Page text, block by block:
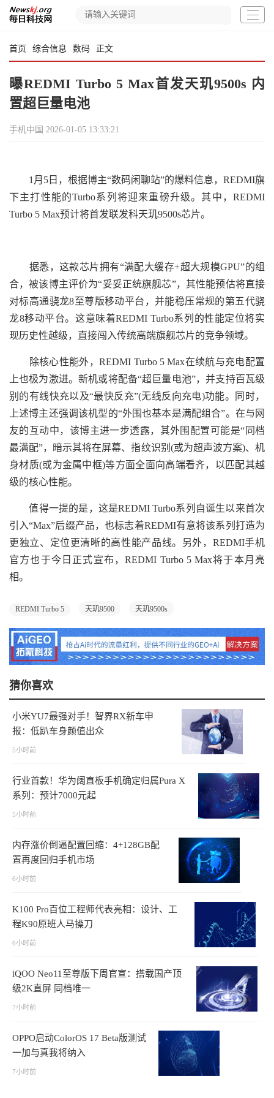
首页 综合信息 数码 正文
曝REDMI Turbo 5 Max首发天玑9500s 内
置超巨量电池
手机中国 2026-01-05 13:33:21
1月5日，根据博主“数码闲聊站”的爆料信息，REDMI旗
下主打性能的Turbo系列将迎来重磅升级。其中，REDMI
Turbo 5 Max预计将首发联发科天玑9500s芯片。
据悉，这款芯片拥有“满配大缓存+超大规模GPU”的组
合，被该博主评价为“妥妥正统旗舰芯”，其性能预估将直接
对标高通骁龙8至尊版移动平台，并能稳压常规的第五代骁
龙8移动平台。这意味着REDMI Turbo系列的性能定位将实
现历史性越级，直接闯入传统高端旗舰芯片的竞争领域。
除核心性能外，REDMI Turbo 5 Max在续航与充电配置
上也极为激进。新机或将配备“超巨量电池”，并支持百瓦级
别的有线快充以及“最快反充”(无线反向充电)功能。同时，
上述博主还强调该机型的“外围也基本是满配组合”。在与网
友的互动中，该博主进一步透露，其外围配置可能是“同档
最满配”，暗示其将在屏幕、指纹识别(或为超声波方案)、机
身材质(或为金属中框)等方面全面向高端看齐，以匹配其越
级的核心性能。
值得一提的是，这是REDMI Turbo系列自诞生以来首次
引入“Max”后缀产品，也标志着REDMI有意将该系列打造为
更独立、定位更清晰的高性能产品线。另外，REDMI手机
官方也于今日正式宣布，REDMI Turbo 5 Max将于本月亮
相。
REDMI Turbo 5 天玑9500 天玑9500s
猜你喜欢
小米YU7最强对手！智界RX新车申
报：低趴车身颜值出众
5小时前
行业首款！华为阔直板手机确定归属Pura X
系列：预计7000元起
5小时前
内存涨价倒逼配置回缩：4+128GB配
置再度回归手机市场
6小时前
K100 Pro百位工程师代表亮相：设计、工
程K90原班人马操刀
6小时前
iQOO Neo11至尊版下周官宣：搭载国产顶
级2K直屏 同档唯一
7小时前
OPPO启动ColorOS 17 Beta版测试
一加与真我将纳入
7小时前